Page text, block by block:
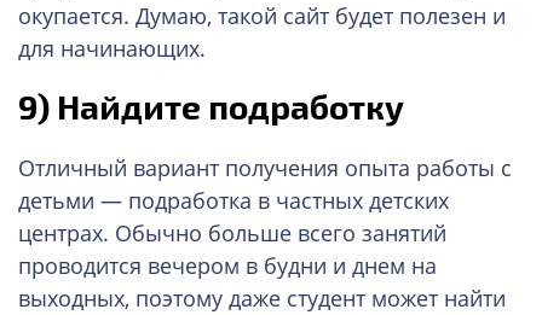
окупается. Думаю, такой сайт будет полезен и
для начинающих.
9) Найдите подработку
Отличный вариант получения опыта работы с
детьми — подработка в частных детских
центрах. Обычно больше всего занятий
проводится вечером в будни и днем на
выходных, поэтому даже студент может найти